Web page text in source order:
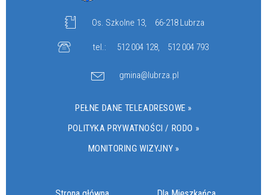
Os. Szkolne 13, 66-218 Lubrza
tel.: 512 004 128 512 004 793
gmina@lubrza.pl
PEŁNE DANE TELEADRESOWE »
POLITYKA PRYWATNOŚCI / RODO »
MONITORING WIZYJNY »